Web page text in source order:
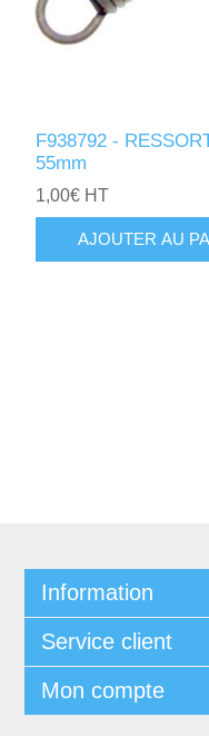
F938792 -
55mm
1,00€ HT
AJOUTER AU
Information
Service client
Mon compte